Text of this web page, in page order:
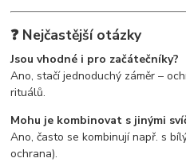
❓ Nejčastější otázky
Jsou vhodné i pro začátečníky?
Ano, stačí jednoduchý záměr –
rituálů.
Mohu je kombinovat s jinými
Ano, často se kombinují např. s
ochrana).